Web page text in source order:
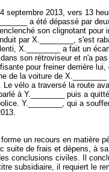
septembre 2013, vers 13
a été dépassé par
son clignotant pour
par X.________, s'est
X.________ a fait un
son rétroviseur et n'a
pour freiner derrière
de la voiture de
Le vélo a traversé la route
à Y.________ puis a
Y.________, qui a
un recours en matière
suite de frais et dépens, à
conclusions civiles. Il
subsidiaire, il requiert le